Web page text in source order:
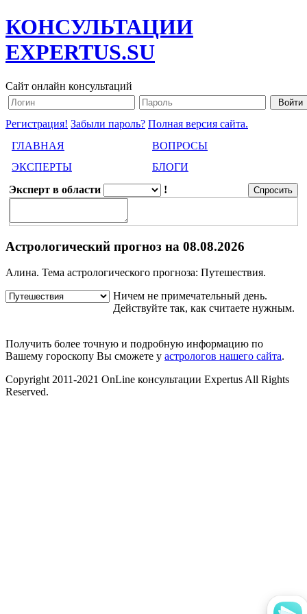
КОНСУЛЬТАЦИИ
EXPERTUS.SU
Сайт онлайн консультаций
Регистрация! Забыли пароль? Полная версия сайта.
ГЛАВНАЯ
ВОПРОСЫ
ЭКСПЕРТЫ
БЛОГИ
Эксперт в области
!
Астрологический прогноз на 08.08.2026
Алина. Тема астрологического прогноза: Путешествия.
Ничем не примечательный день.
Действуйте так, как считаете нужным.
Получить более точную и подробную информацию по
Вашему гороскопу Вы сможете у астрологов нашего сайта.
Copyright 2011-2021 OnLine консультации Expertus All Rights
Reserved.